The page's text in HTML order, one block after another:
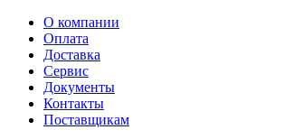
ВходРегистрация
Только
test@example.com
отправлена
Только
Восстановление
пароля
Заполните
форму.
На
вашу
Введите
новый
пароль
Пароль
успешно
Обратная
связь
Ваше
сообщение
успешно
О компании
Оплата
Доставка
Сервис
Документы
Контакты
Поставщикам